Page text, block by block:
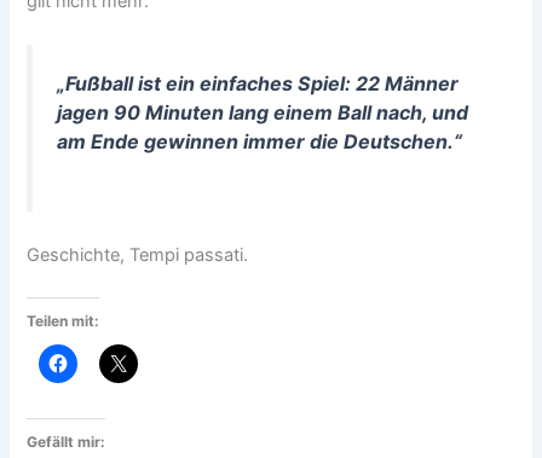
„Fußball ist ein einfaches Spiel: 22 Männer
jagen 90 Minuten lang einem Ball nach, und
am Ende gewinnen immer die Deutschen.“
Geschichte, Tempi passati.
Teilen mit:
Gefällt mir: